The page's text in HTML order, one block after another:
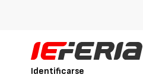
Identificarse